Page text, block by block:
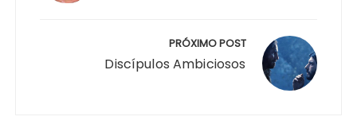
PRÓXIMO POST
Discípulos Ambiciosos